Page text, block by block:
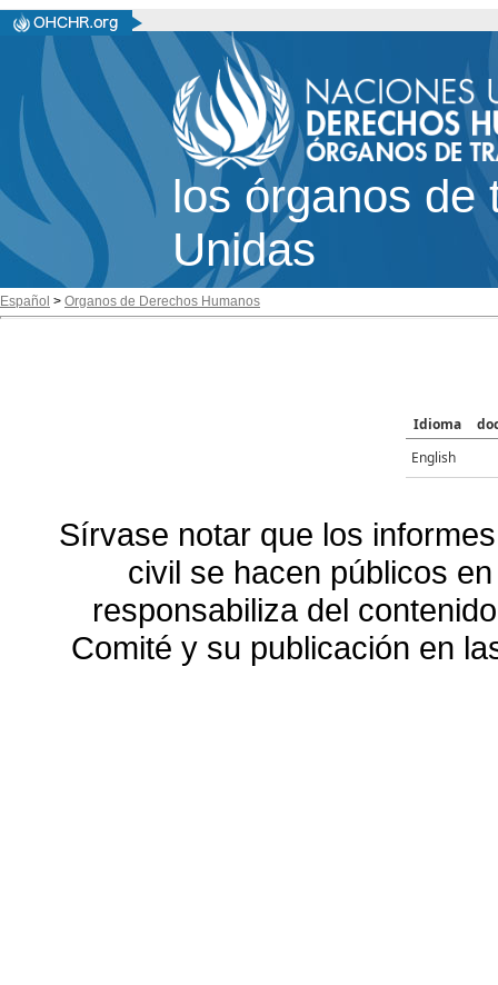
los órganos de
Unidas
Español > Organos de Derechos Humanos
Idioma
English
Sírvase notar que los
civil se hacen públicos
responsabiliza del
Comité y su publicación en